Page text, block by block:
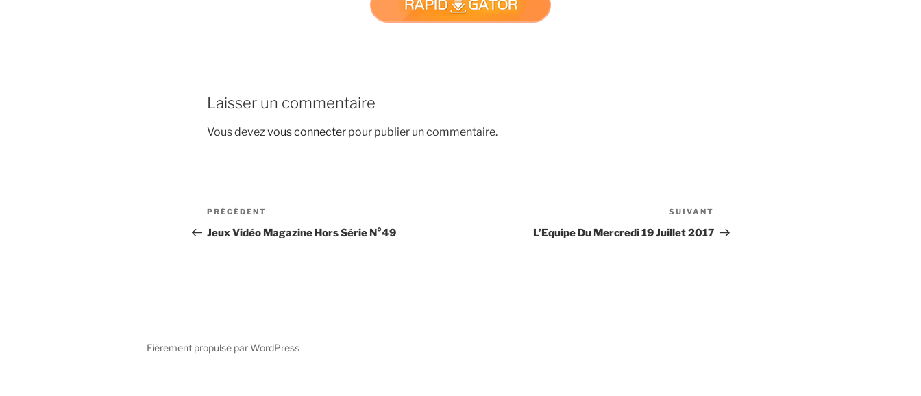
Laisser un commentaire
Vous devezvous connecter pour publier un commentaire.
Navigation
de
Article
précédent
PRÉCÉDENT
Jeux Vidéo Magazine Hors Série N°49
suivant
SUIVANT
L’Equipe Du Mercredi 19 Juillet 2017
Fièrement propulsé par WordPress